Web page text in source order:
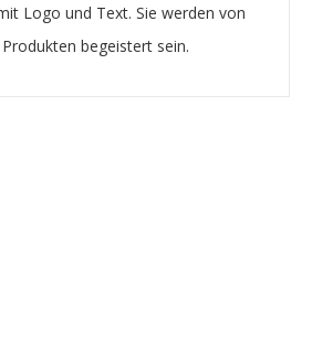
Logo und Text. Sie werden von
begeistert sein.